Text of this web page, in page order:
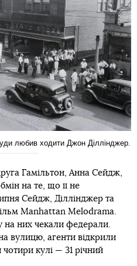
любив ходити Джон Діллінджер.
Гамільтон, Анна Сейдж,
на те, що її не
Сейдж, Діллінджер та
Manhattan Melodramа.
на них чекали федерали.
вулицю, агенти відкрили
кулі — 31 річний